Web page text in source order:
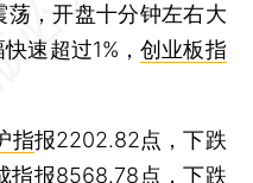
，开盘十分钟左右大
速超过1%，创业板指
指报2202.82点，下跌
指报8568.78点，下跌